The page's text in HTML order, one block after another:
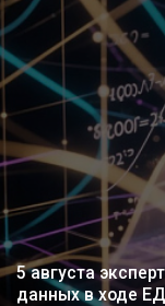
5 августа
данных в ходе